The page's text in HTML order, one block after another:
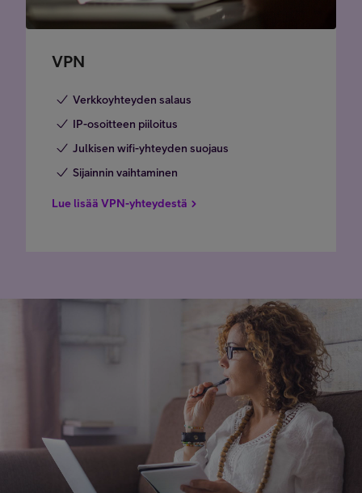
VPN
Verkkoyhteyden salaus
IP-osoitteen piiloitus
Julkisen wifi-yhteyden suojaus
Sijainnin vaihtaminen
Lue lisää VPN-yhteydestä